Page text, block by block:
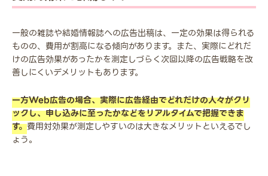
一般の雑誌や結婚情報誌への広告出稿は、一定の効果は得られる
ものの、費用が割高になる傾向があります。また、実際にどれだ
けの広告効果があったかを測定しづらく次回以降の広告戦略を改
善しにくいデメリットもあります。
一方Web広告の場合、実際に広告経由でどれだけの人々がクリ
ックし、申し込みに至ったかなどをリアルタイムで把握できま
す。費用対効果が測定しやすいのは大きなメリットといえるでし
ょう。